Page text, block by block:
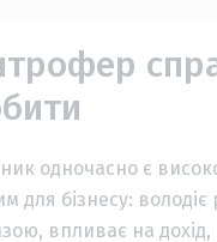
одночасно є
для бізнесу: володіє
впливає на дохід,